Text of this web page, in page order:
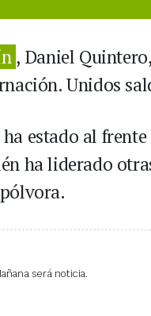
, Daniel
Unidos
estado al
ha liderado
será noticia.